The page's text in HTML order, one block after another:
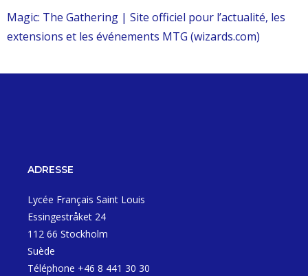
Magic: The Gathering | Site officiel pour l’actualité, les
extensions et les événements MTG (wizards.com)
ADRESSE
Lycée Français Saint Louis
Essingestråket 24
112 66 Stockholm
Suède
Téléphone +46 8 441 30 30